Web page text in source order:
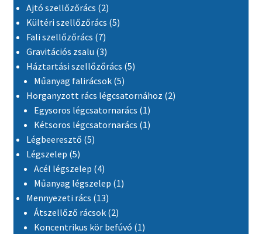
Ajtó szellőzőrács 22 termék
Kültéri szellőzőrács 55 termék
Fali szellőzőrács 77 termék
Gravitációs zsalu 33 termék
Háztartási szellőzőrács 55 termék
Műanyag falirácsok 55 termék
Horganyzott rács légcsatornához 22 termék
Egysoros légcsatornarács 11 termék
Kétsoros légcsatornarács 11 termék
Légbeeresztő 55 termék
Légszelep 55 termék
Acél légszelep 44 termék
Műanyag légszelep 11 termék
Mennyezeti rács 1313 termék
Átszellőző rácsok 22 termék
Koncentrikus kör befúvó 11 termék